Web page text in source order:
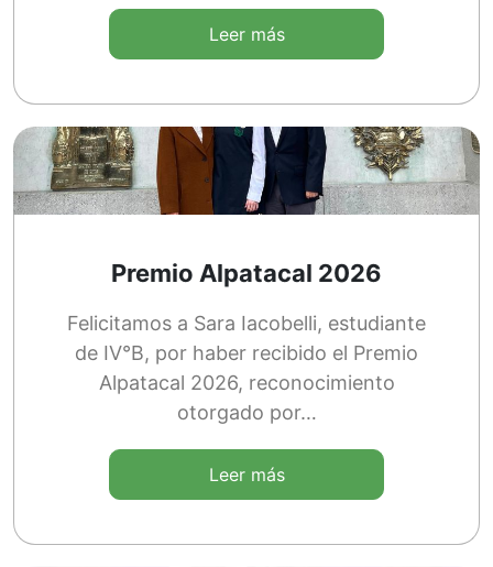
Leer más
Premio Alpatacal 2026
Felicitamos a Sara Iacobelli, estudiante
de IV°B, por haber recibido el Premio
Alpatacal 2026, reconocimiento
otorgado por…
Leer más